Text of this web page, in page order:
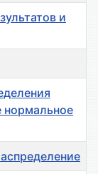
и
нормальное